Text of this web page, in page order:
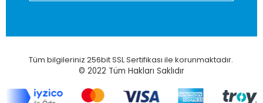
Tüm bilgileriniz 256bit SSL Sertifikası ile korunmaktadır.
© 2022 Tüm Hakları Saklıdır